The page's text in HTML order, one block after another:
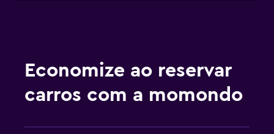
Economize ao reservar
carros com a momondo